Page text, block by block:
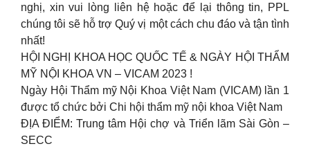
nghị, xin vui lòng liên hệ hoặc để lại thông tin, PPL
chúng tôi sẽ hỗ trợ Quý vị một cách chu đáo và tận tình
nhất!
HỘI NGHỊ KHOA HỌC QUỐC TẾ & NGÀY HỘI THẨM
MỸ NỘI KHOA VN – VICAM 2023 !
Ngày Hội Thẩm mỹ Nội Khoa Việt Nam (VICAM) lần 1
được tổ chức bởi Chi hội thẩm mỹ nội khoa Việt Nam
ĐỊA ĐIỂM: Trung tâm Hội chợ và Triển lãm Sài Gòn –
SECC